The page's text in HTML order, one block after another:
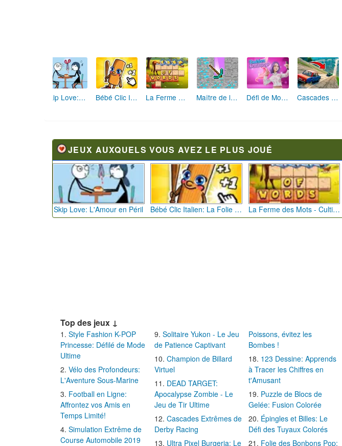
Skip Love: L'Amour en Péril Bébé Clic Italien: La Folie des Petits Bambins La Ferme des Mots - Cultivez votre Vocabulaire Maître de la Destruction: Fusion de Pioches Défi de Mode: Star du Podium Cascades Folles 3D
JEUX AUXQUELS VOUS AVEZ LE PLUS JOUÉ
Skip Love: L'Amour en Péril Bébé Clic Italien: La Folie des Petits Bambins La Ferme des Mots - Cultivez votre Vocabulaire
Top des jeux ↓
Style Fashion K-POP
Princesse: Défilé de Mode
Ultime
Vélo des Profondeurs:
L'Aventure Sous-Marine
Football en Ligne:
Affrontez vos Amis en
Temps Limité!
Simulation Extrême de
Course Automobile 2019
Solitaire Yukon - Le Jeu
de Patience Captivant
Champion de Billard
Virtuel
DEAD TARGET:
Apocalypse Zombie - Le
Jeu de Tir Ultime
Cascades Extrêmes de
Derby Racing
Ultra Pixel Burgeria: Le
Poissons, évitez les
Bombes !
123 Dessine: Apprends
à Tracer les Chiffres en
t'Amusant
Puzzle de Blocs de
Gelée: Fusion Colorée
Épingles et Billes: Le
Défi des Tuyaux Colorés
Folie des Bonbons Pop: